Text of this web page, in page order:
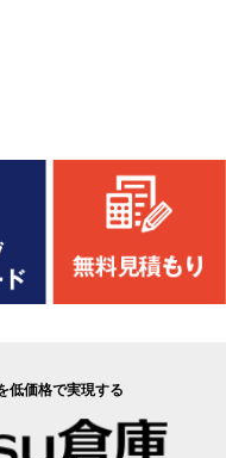
低価格で実現する